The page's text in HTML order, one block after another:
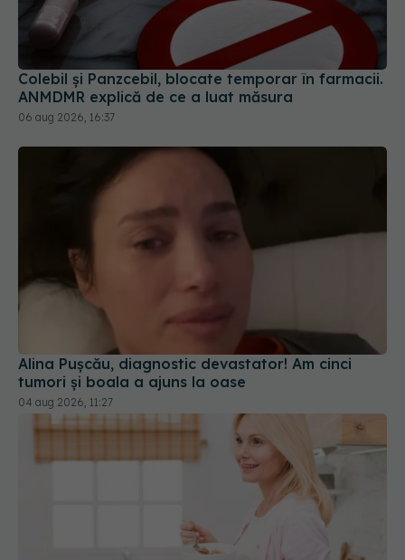
Colebil și Panzcebil, blocate temporar în farmacii.
ANMDMR explică de ce a luat măsura
06 aug 2026, 16:37
Alina Pușcău, diagnostic devastator! Am cinci
tumori și boala a ajuns la oase
04 aug 2026, 11:27